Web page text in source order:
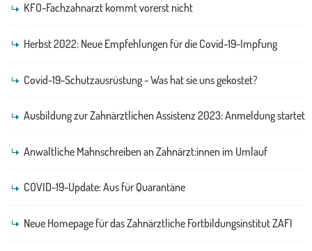
KFO-Fachzahnarzt kommt vorerst nicht
Herbst 2022: Neue Empfehlungen für die Covid-19-Impfung
Covid-19-Schutzausrüstung - Was hat sie uns gekostet?
Ausbildung zur Zahnärztlichen Assistenz 2023: Anmeldung startet
Anwaltliche Mahnschreiben an Zahnärzt:innen im Umlauf
COVID-19-Update: Aus für Quarantäne
Neue Homepage für das Zahnärztliche Fortbildungsinstitut ZAFI